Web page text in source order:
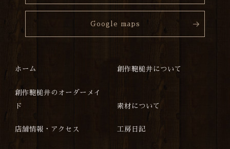
Google maps
ホーム 創作鞄槌井について
創作鞄槌井のオーダーメイ
ド
素材について
店舗情報・アクセス 工房日記